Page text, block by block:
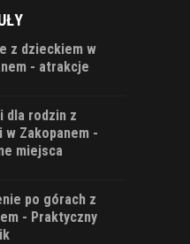
z dzieckiem w
- atrakcje
dla rodzin z
w Zakopanem -
miejsca
po górach z
- Praktyczny